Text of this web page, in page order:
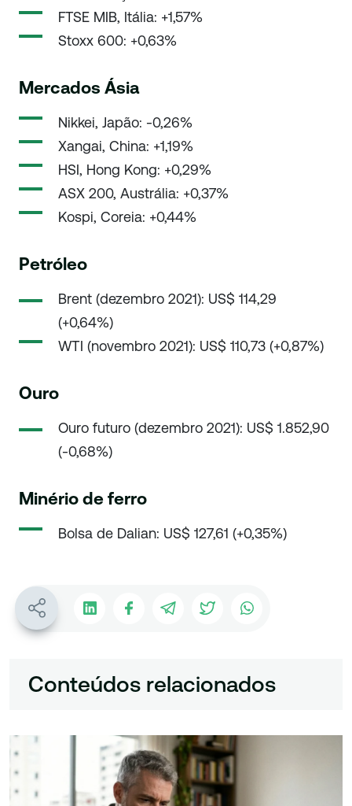
FTSE MIB, Itália: +1,57%
Stoxx 600: +0,63%
Mercados Ásia
Nikkei, Japão: -0,26%
Xangai, China: +1,19%
HSI, Hong Kong: +0,29%
ASX 200, Austrália: +0,37%
Kospi, Coreia: +0,44%
Petróleo
Brent (dezembro 2021): US$ 114,29
(+0,64%)
WTI (novembro 2021): US$ 110,73 (+0,87%)
Ouro
Ouro futuro (dezembro 2021): US$ 1.852,90
(-0,68%)
Minério de ferro
Bolsa de Dalian: US$ 127,61 (+0,35%)
Conteúdos relacionados